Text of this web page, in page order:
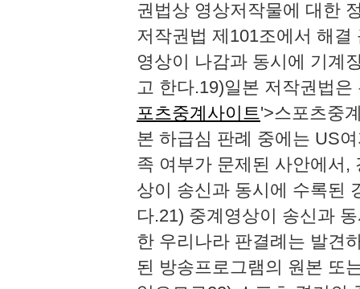
권법상 영상저작물에 대한
저작권법 제101조에서 해
영상이 나감과 동시에 기계
고 한다.19)일본 저작권법
포츠중계사이트'>스포츠중
본 하급심 판례 중에는 US
족 여부가 문제된 사안에서,
상이 송신과 동시에 수록된
다.21) 중계영상이 송신과
한 우리나라 판결례는 발견
된 방송프로그램의 원본 또